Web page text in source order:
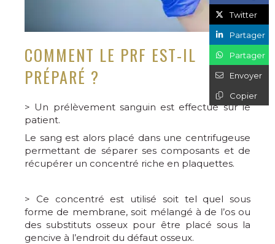
COMMENT LE PRF EST-IL
PRÉPARÉ ?
> Un prélèvement sanguin est effectué sur le
patient.
Le sang est alors placé dans une centrifugeuse
permettant de séparer ses composants et de
récupérer un concentré riche en plaquettes.
> Ce concentré est utilisé soit tel quel sous
forme de membrane, soit mélangé à de l’os ou
des substituts osseux pour être placé sous la
gencive à l’endroit du défaut osseux.
Twitter
Partager
Partager
Envoyer
Copier